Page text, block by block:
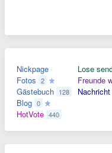
Nickpage
Fotos 2
Gästebuch 128
Blog 0
HotVote 440
Lose
Freunde